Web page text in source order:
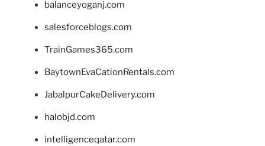
balanceyoganj.com
salesforceblogs.com
TrainGames365.com
BaytownEvaCationRentals.com
JabalpurCakeDelivery.com
halobjd.com
intelligenceqatar.com